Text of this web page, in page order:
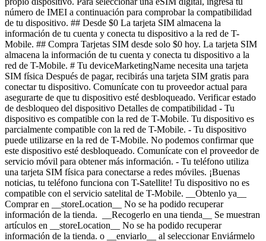
número de IMEI a continuación para comprobar la compatibilidad
de tu dispositivo. ## Desde $0 La tarjeta SIM almacena la
información de tu cuenta y conecta tu dispositivo a la red de T-
Mobile. ## Compra Tarjetas SIM desde solo $0 hoy. La tarjeta SIM
almacena la información de tu cuenta y conecta tu dispositivo a la
red de T-Mobile. # Tu deviceMarketingName necesita una tarjeta
SIM física Después de pagar, recibirás una tarjeta SIM gratis para
conectar tu dispositivo. Comunícate con tu proveedor actual para
asegurarte de que tu dispositivo esté desbloqueado. Verificar estado
de desbloqueo del dispositivo Detalles de compatibilidad - Tu
dispositivo es compatible con la red de T-Mobile. Tu dispositivo es
parcialmente compatible con la red de T-Mobile. - Tu dispositivo
puede utilizarse en la red de T-Mobile. No podemos confirmar que
este dispositivo esté desbloqueado. Comunícate con el proveedor de
servicio móvil para obtener más información. - Tu teléfono utiliza
una tarjeta SIM física para conectarse a redes móviles. ¡Buenas
noticias, tu teléfono funciona con T-Satellite! Tu dispositivo no es
compatible con el servicio satelital de T-Mobile. __Obtenlo ya__
Comprar en __storeLocation__ No se ha podido recuperar
información de la tienda. __Recogerlo en una tienda__ Se muestran
artículos en __storeLocation__ No se ha podido recuperar
información de la tienda. o __enviarlo__ al seleccionar Enviármelo